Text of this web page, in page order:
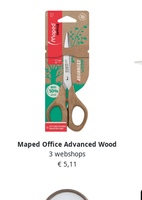
Maped Office Advanced Wood
schaar 17 cm symmetrisch
3 webshops
€ 5,11